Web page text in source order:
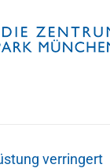
verringert